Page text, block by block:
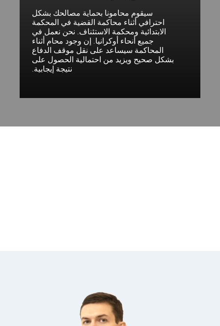
سيقوم محامونا بحماية مصالحك بشكل
احترافي أثناء محاكمة القضية في المحكمة
الابتدائية ومحكمة الاستئناف. نحن نعمل في
جميع أنحاء أوكرانيا. إن وجود محام أثناء
المحاكمة سيساعد على نقل موقف الدفاع
بشكل صحيح ويزيد من احتمالية الحصول على
نتيجة إيجابية.